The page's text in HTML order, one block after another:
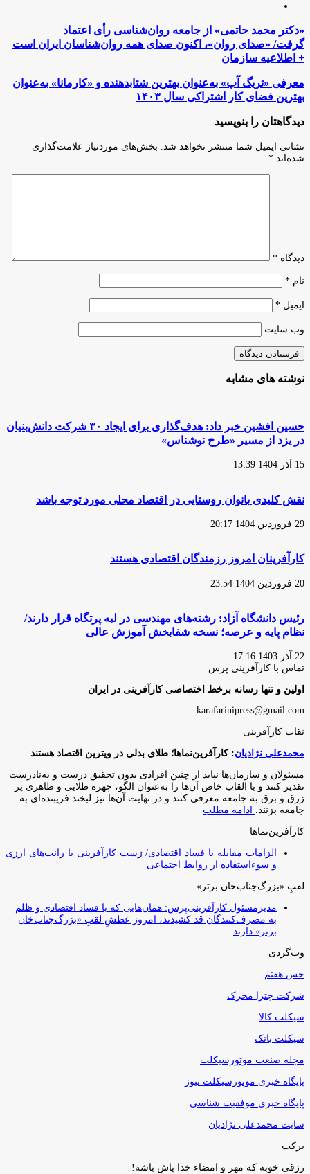
«دکتر
محمد
حاتمی»
از
روان‌شناسی
رأی
گرفت/ «صدای
اکنون
صدای
«دکتر محمد حاتمی» از جامعه روان‌شناسی رأی اعتماد
گرفت/ «صدای روان»، اکنون صدای همه روان‌شناسان ایران است
+ اطلاعیه سازمان
معرفی
«تریگ
آپ»
به‌عنوان
بهترین
شتابدهنده
و
«کارمانا»
معرفی «تریگ آپ» به‌عنوان بهترین شتابدهنده و «کارمانا» به‌عنوان
بهترین فضای کار اشتراکی سال ۱۴۰۳
دیدگاهتان را بنویسید
نشانی ایمیل شما منتشر نخواهد شد.
بخش‌های موردنیاز علامت‌گذاری
شده‌اند *
دیدگاه *
نام *
ایمیل *
وب‌ سایت
نوشته های مشابه
حسین افشین خبر داد: هدف‌گذاری برای ایجاد ۳۰ شرکت دانش‌بنیان
در یزد از مسیر «طرح نوشناس»
15 آذر 1404 13:39
نقش کلیدی بانوان روستایی در اقتصاد محلی مورد توجه باشد
29 فروردین 1404 20:17
کارآفرینان امروز رزمندگان اقتصادی هستند
20 فروردین 1404 23:54
رئیس دانشگاه آزاد: رشته‌های مهندسی در لبه پرتگاه قرار دارند/
نظام پایه و عرصه؛ نسخه شفابخش آموزش عالی
22 آذر 1403 17:16
تماس با کارآفرینی پرس
اولین و تنها رسانه برخط اختصاصی کارآفرینی در ایران
karafarinipress@gmail.com
نقاب کارآفرینی
محمدعلی نژادیان: کارآفرین‌نماها؛ طلای بدلی در ویترین اقتصاد هستند
مسئولان و سازمان‌ها نباید از چنین افرادی بدون تحقیق درست و به‌نادرست
تقدیر کنند و با القاب خاص آ‌ن‌ها را به‌عنوان الگو، چهره طلایی و ظاهری پر
زرق و برق به جامعه معرفی کنند و در نهایت آن‌ها نیز لبخند فریبنده‌ای به
جامعه بزنند. ادامه مطلب
کارآفرین‌نماها
الزامات مقابله با فساد اقتصادی/ ژست کارآفرینی با رانت‌های ارزی
و سوءاستفاده از روابط اجتماعی
لقبِ «بزرگ‌جناب‌خان برتر»
مدیرمسئول کارآفرینی‌پرس: همان‌هایی که با فساد اقتصادی و ظلم
به مصرف‌کنندگان قد کشیدند، امروز عطشِ لقبِ «بزرگ‌جناب‌خان
برتر» دارند
وب‌گردی
حس هفتم
شرکت چترا محرک
سیکلت کالا
سیکلت بانک
مجله صنعت موتورسیکلت
پایگاه خبری موتورسیکلت نیوز
پایگاه خبری موفقیت شناسی
سایت محمدعلی نژادیان
برکت
رزقی خوبه كه مهر و امضاء خدا پاش باشه!